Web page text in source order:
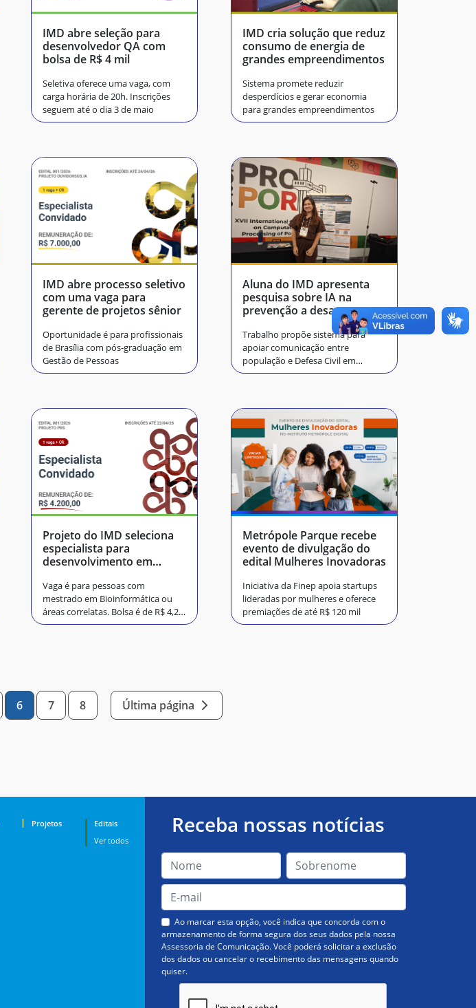
IMD abre seleção para
desenvolvedor QA com
bolsa de R$ 4 mil
Seletiva oferece uma vaga, com
carga horária de 20h. Inscrições
seguem até o dia 3 de maio
IMD cria solução que reduz
consumo de energia de
grandes empreendimentos
Sistema promete reduzir
desperdícios e gerar economia
para grandes empreendimentos
IMD abre processo seletivo
com uma vaga para
gerente de projetos sênior
Oportunidade é para profissionais
de Brasília com pós-graduação em
Gestão de Pessoas
Aluna do IMD apresenta
pesquisa sobre IA na
prevenção a desastres
Trabalho propõe sistema para
apoiar comunicação entre
população e Defesa Civil em
situações de risco
Projeto do IMD seleciona
especialista para
desenvolvimento em
Vaga é para pessoas com
mestrado em Bioinformática ou
áreas correlatas. Bolsa é de R$ 4,2
mil
Metrópole Parque recebe
evento de divulgação do
edital Mulheres Inovadoras
Iniciativa da Finep apoia startups
lideradas por mulheres e oferece
premiações de até R$ 120 mil
6 7 8 Última página
Projetos
Editais
Ver todos
Receba nossas notícias
Ao marcar esta opção, você indica que concorda com o
armazenamento de forma segura dos seus dados pela nossa
Assessoria de Comunicação. Você poderá solicitar a exclusão
dos dados ou cancelar o recebimento das mensagens quando
quiser.